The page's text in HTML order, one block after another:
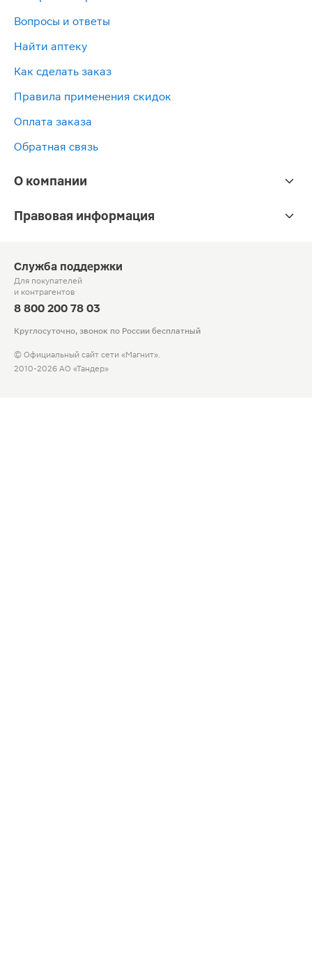
Вопросы и ответы
Найти аптеку
Как сделать заказ
Правила применения скидок
Оплата заказа
Обратная связь
О компании
Правовая информация
Служба поддержки
Для покупателей
и контрагентов
8 800 200 78 03
Круглосуточно, звонок по России бесплатный
© Официальный сайт сети «Магнит».
2010-2026 АО «Тандер»